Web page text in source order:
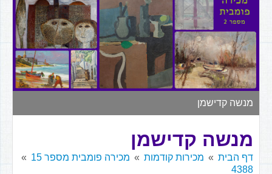
▼
▼
▼
מנשה קדישמן
מנשה קדישמן
דף הבית מכירות קודמות
מכירה פומבית מספר 15
4388